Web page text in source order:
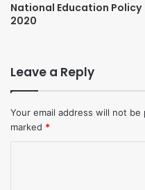
National Education Policy
2020
Leave a Reply
Your email address will not be
marked *